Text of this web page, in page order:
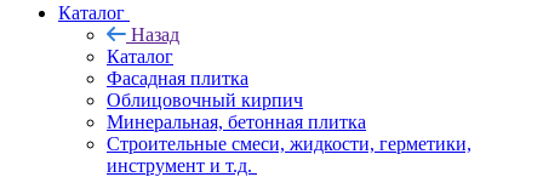
Каталог
Назад
Каталог
Фасадная плитка
Облицовочный кирпич
Минеральная, бетонная плитка
Строительные смеси, жидкости, герметики,
инструмент и т.д.